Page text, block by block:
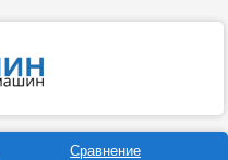
Сравнение